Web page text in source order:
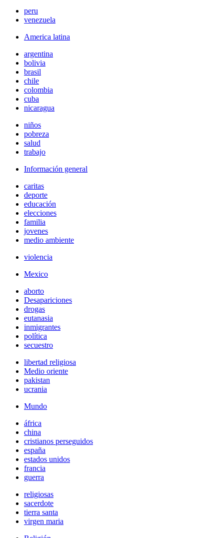
peru
venezuela
America latina
argentina
bolivia
brasil
chile
colombia
cuba
nicaragua
niños
pobreza
salud
trabajo
Información general
caritas
deporte
educación
elecciones
familia
jovenes
medio ambiente
violencia
Mexico
aborto
Desapariciones
drogas
eutanasia
inmigrantes
política
secuestro
libertad religiosa
Medio oriente
pakistan
ucrania
Mundo
áfrica
china
cristianos perseguidos
españa
estados unidos
francia
guerra
religiosas
sacerdote
tierra santa
virgen maria